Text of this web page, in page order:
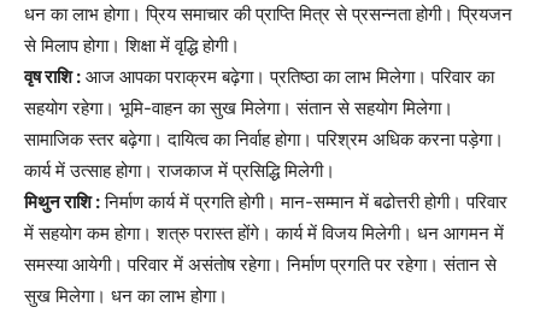
धन का लाभ होगा। प्रिय समाचार की प्राप्ति मित्र से प्रसन्नता होगी। प्रियजन
से मिलाप होगा। शिक्षा में वृद्धि होगी।
वृष राशि : आज आपका पराक्रम बढ़ेगा। प्रतिष्ठा का लाभ मिलेगा। परिवार का
सहयोग रहेगा। भूमि-वाहन का सुख मिलेगा। संतान से सहयोग मिलेगा।
सामाजिक स्तर बढ़ेगा। दायित्व का निर्वाह होगा। परिश्रम अधिक करना पड़ेगा।
कार्य में उत्साह होगा। राजकाज में प्रसिद्धि मिलेगी।
मिथुन राशि :निर्माण कार्य में प्रगति होगी। मान-सम्मान में बढोत्तरी होगी। परिवार
में सहयोग कम होगा। शत्रु परास्त होंगे। कार्य में विजय मिलेगी। धन आगमन में
समस्या आयेगी। परिवार में असंतोष रहेगा। निर्माण प्रगति पर रहेगा। संतान से
सुख मिलेगा। धन का लाभ होगा।